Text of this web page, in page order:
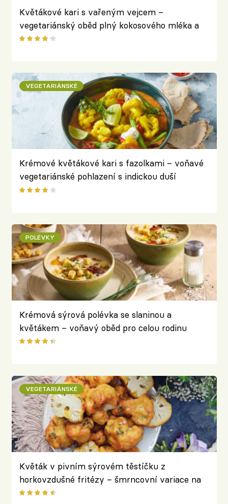
Květákové kari s vařeným vejcem –
vegetariánský oběd plný kokosového mléka a
zeleniny
VEGETARIÁNSKÉ
Krémové květákové kari s fazolkami – voňavé
vegetariánské pohlazení s indickou duší
POLÉVKY
Krémová sýrová polévka se slaninou a
květákem – voňavý oběd pro celou rodinu
VEGETARIÁNSKÉ
Květák v pivním sýrovém těstíčku z
horkovzdušné fritézy – šmrncovní variace na
oblíbenou klasiku